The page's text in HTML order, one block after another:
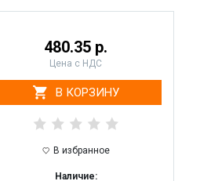
480.35 р.
Цена с НДС
В КОРЗИНУ
В избранное
Наличие: